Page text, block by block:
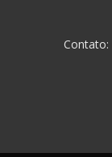
Contato: